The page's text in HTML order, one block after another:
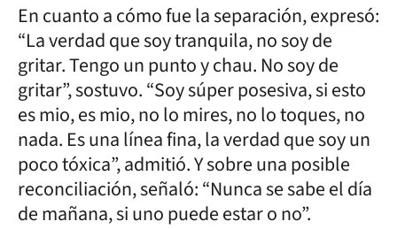
En cuanto a cómo fue la separación, expresó:
“La verdad que soy tranquila, no soy de
gritar. Tengo un punto y chau. No soy de
gritar”, sostuvo. “Soy súper posesiva, si esto
es mio, es mio, no lo mires, no lo toques, no
nada. Es una línea fina, la verdad que soy un
poco tóxica”, admitió. Y sobre una posible
reconciliación, señaló: “Nunca se sabe el día
de mañana, si uno puede estar o no”.